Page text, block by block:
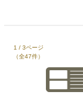
1 / 3ページ
（全47件）